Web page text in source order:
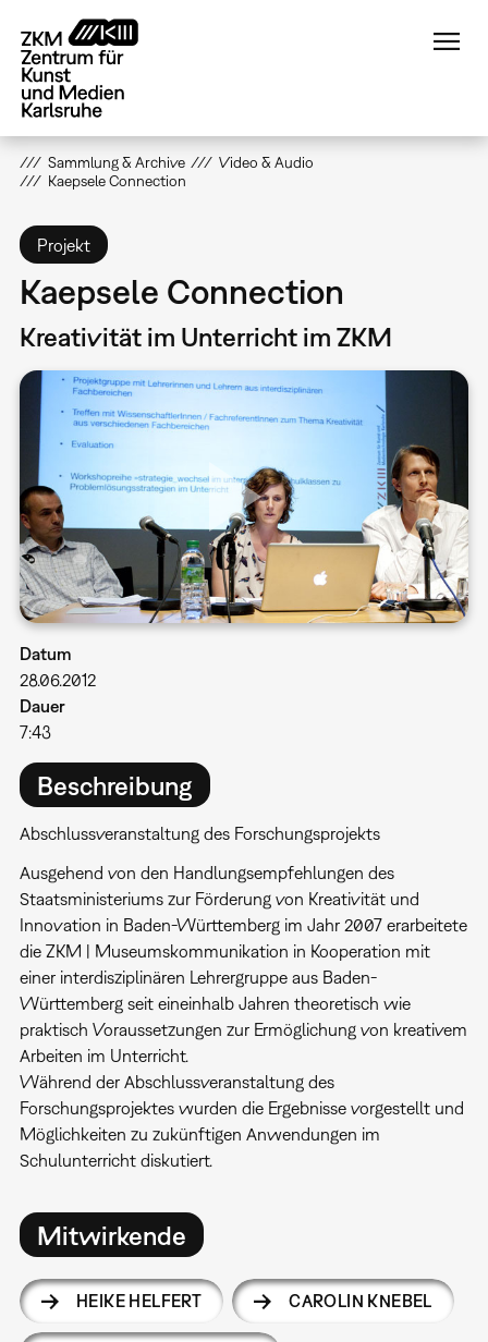
zum
Inhalt
Sammlung & Archive
Video & Audio
Kaepsele Connection
Projekt
Kaepsele Connection
Kreativität im Unterricht im ZKM
Datum
28.06.2012
Dauer
7:43
Beschreibung
Abschlussveranstaltung des Forschungsprojekts
Ausgehend von den Handlungsempfehlungen des
Staatsministeriums zur Förderung von Kreativität und
Innovation in Baden-Württemberg im Jahr 2007 erarbeitete
die ZKM | Museumskommunikation in Kooperation mit
einer interdisziplinären Lehrergruppe aus Baden-
Württemberg seit eineinhalb Jahren theoretisch wie
praktisch Voraussetzungen zur Ermöglichung von kreativem
Arbeiten im Unterricht.
Während der Abschlussveranstaltung des
Forschungsprojektes wurden die Ergebnisse vorgestellt und
Möglichkeiten zu zukünftigen Anwendungen im
Schulunterricht diskutiert.
Mitwirkende
HEIKE HELFERT CAROLIN KNEBEL